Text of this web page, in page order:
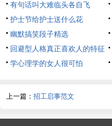
飞有句话叫大难临头各自飞
护士节给护士送什么花
幽默搞笑段子精选
回避型人格真正喜欢人的特征
学心理学的女人很可怕
上一篇：招工启事范文